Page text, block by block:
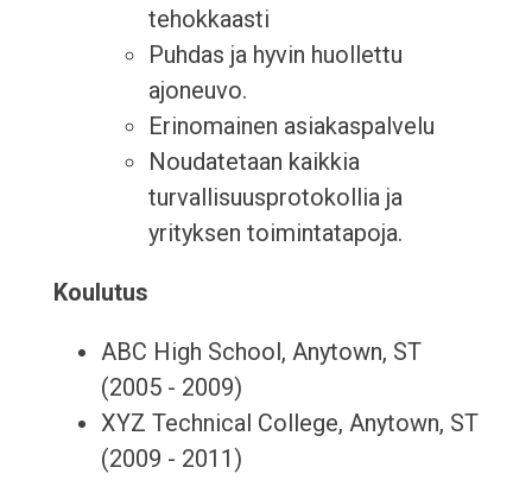
tehokkaasti
Puhdas ja hyvin huollettu
ajoneuvo.
Erinomainen asiakaspalvelu
Noudatetaan kaikkia
turvallisuusprotokollia ja
yrityksen toimintatapoja.
Koulutus
ABC High School, Anytown, ST
(2005 - 2009)
XYZ Technical College, Anytown, ST
(2009 - 2011)